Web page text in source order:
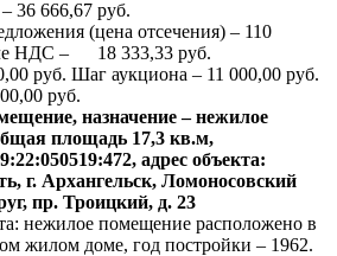
36 666,67 руб.
(цена отсечения) – 110
НДС – 18 333,33 руб.
руб. Шаг аукциона – 11 000,00 руб.
руб.
назначение – нежилое
площадь 17,3 кв.м,
адрес объекта:
г. Архангельск, Ломоносовский
пр. Троицкий, д. 23
нежилое помещение расположено в
жилом доме, год постройки – 1962.